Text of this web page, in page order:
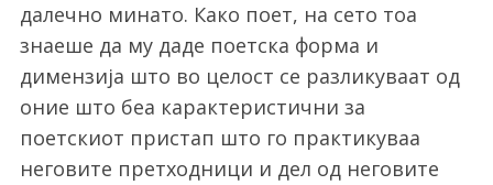
далечно минато. Како поет, на сето тоа
знаеше да му даде поетска форма и
димензија што во целост се разликуваат од
оние што беа карактеристични за
поетскиот пристап што го практикуваа
неговите претходници и дел од неговите